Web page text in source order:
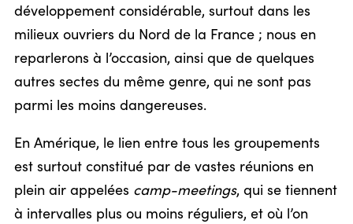
développement considérable, surtout dans les
milieux ouvriers du Nord de la France ; nous en
reparlerons à l’occasion, ainsi que de quelques
autres sectes du même genre, qui ne sont pas
parmi les moins dangereuses.
En Amérique, le lien entre tous les groupements
est surtout constitué par de vastes réunions en
plein air appelées camp-meetings, qui se tiennent
à intervalles plus ou moins réguliers, et où l’on